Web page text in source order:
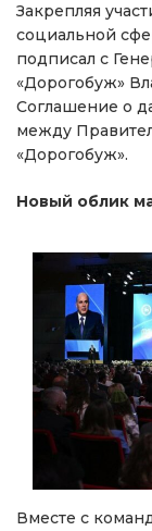
Закрепляя
социальной
подписал с
«Дорогобуж»
Соглашение о
между
«Дорогобуж».
Новый облик
Вместе с